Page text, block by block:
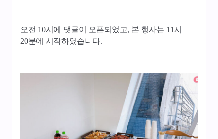
오전 10시에 댓글이 오픈되었고, 본 행사는 11시
20분에 시작하였습니다.